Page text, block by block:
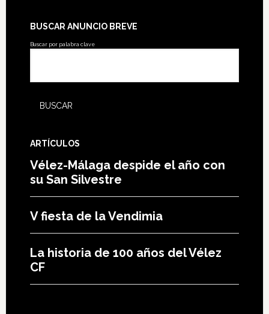
BUSCAR ANUNCIO BREVE
Buscar por palabra clave
ARTÍCULOS
Vélez-Málaga despide el año con
su San Silvestre
V fiesta de la Vendimia
La historia de 100 años del Vélez
CF